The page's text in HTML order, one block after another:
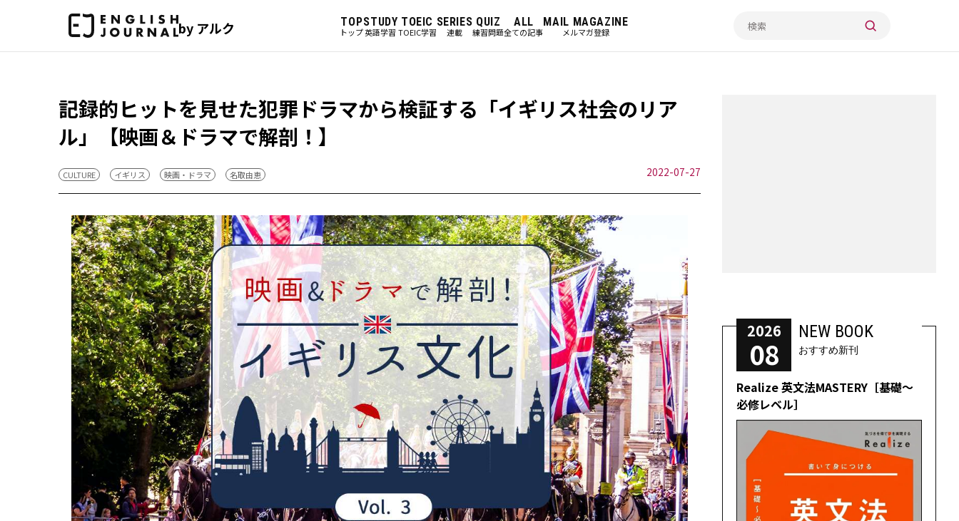
by アルク TOP
トップ
STUDY
英語学習
TOEIC
TOEIC学習
SERIES
連載
QUIZ
練習問題
ALL
全ての記事
MAIL MAGAZINE
メルマガ登録
記録的ヒットを見せた犯罪ドラマから検証する「イギリス社会のリア
ル」【映画＆ドラマで解剖！】
CULTURE イギリス 映画・ドラマ 名取由恵 2022-07-27
2026
08
NEW BOOK
おすすめ新刊
Realize 英文法MASTERY［基礎～
必修レベル］